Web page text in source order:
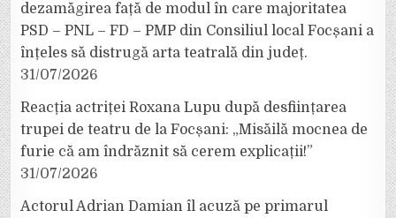
dezamăgirea față de modul în care majoritatea
PSD – PNL – FD – PMP din Consiliul local Focșani a
înțeles să distrugă arta teatrală din județ.
31/07/2026
Reacția actriței Roxana Lupu după desființarea
trupei de teatru de la Focșani: „Misăilă mocnea de
furie că am îndrăznit să cerem explicații!”
31/07/2026
Actorul Adrian Damian îl acuză pe primarul